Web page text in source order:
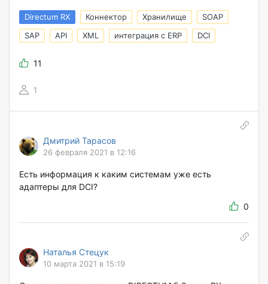
Directum RX Коннектор Хранилище
SOAP
SAP
API XML интеграция с ERP DCI
11
1
Дмитрий Тарасов
26 февраля 2021 в 12:16
Есть информация к каким системам уже есть
адаптеры для DCI?
0
Наталья Стецук
10 марта 2021 в 15:19